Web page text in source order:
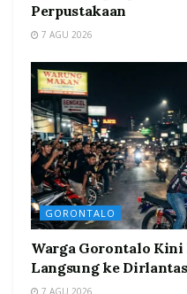
Perpustakaan
7 AGU 2026
GORONTALO
Warga Gorontalo
Langsung ke Dirlantas
7 AGU 2026